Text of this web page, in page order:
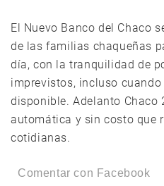
El Nuevo Banco del Chaco
de las familias chaqueñas
día, con la tranquilidad de
imprevistos, incluso
disponible. Adelanto Chaco
automática y sin costo que
cotidianas.
Comentar con Facebook